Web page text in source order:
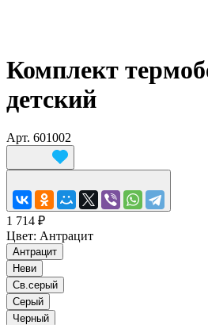
Комплект
детский
Арт. 601002
1 714 ₽
Цвет: Антрацит
Антрацит
Неви
Св.серый
Серый
Черный